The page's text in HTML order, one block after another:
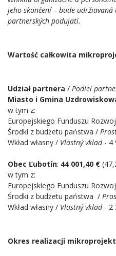
jeho skončení – bude
partnerských podujatí.
Wartość całkowita
Udział partnera / Podiel
Miasto i Gmina
w tym z:
Europejskiego Funduszu
Środki z budżetu państwa /
Wkład własny / Vlastný vklad - 4
Obec Ľubotín: 44 001,40 €
w tym z:
Europejskiego Funduszu
Środki z budżetu państwa /
Wkład własny / Vlastný vklad - 2
Okres realizacji